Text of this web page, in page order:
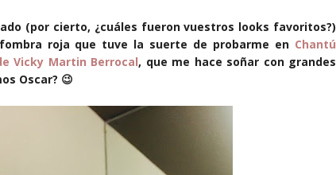
(por cierto, ¿cuáles fueron vuestros looks favoritos?)
roja que tuve la suerte de probarme en Chantú
Vicky Martin Berrocal, que me hace soñar con grandes
Oscar? 😉